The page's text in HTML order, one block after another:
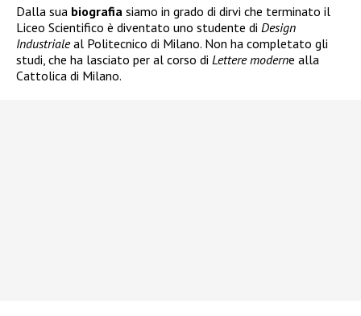
Dalla sua biografia siamo in grado di dirvi che terminato il
Liceo Scientifico è diventato uno studente di Design
Industrialeal Politecnico di Milano. Non ha completato gli
studi, che ha lasciato per al corso di Lettere moderne alla
Cattolica di Milano.